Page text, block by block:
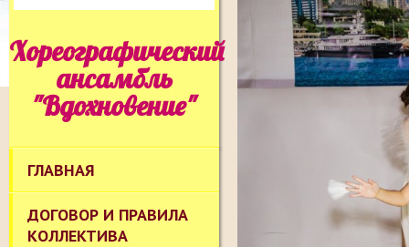
Хореографический
ансамбль
"Вдохновение"
ГЛАВНАЯ
ДОГОВОР И ПРАВИЛА
КОЛЛЕКТИВА